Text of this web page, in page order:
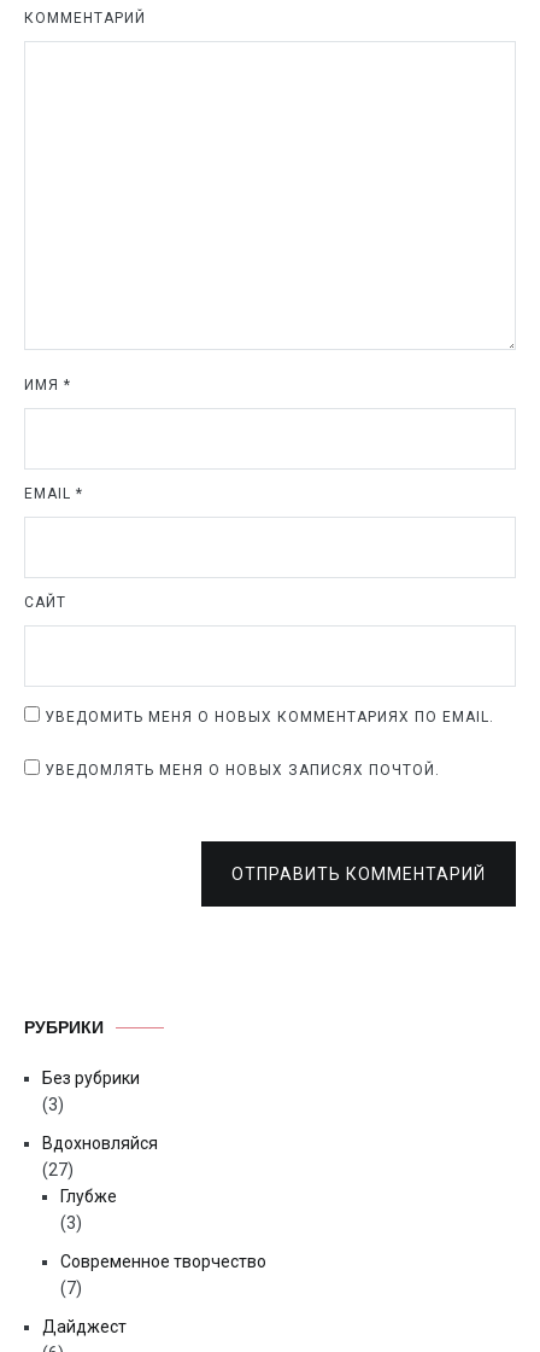
КОММЕНТАРИЙ
ИМЯ *
EMAIL *
САЙТ
УВЕДОМИТЬ МЕНЯ О НОВЫХ КОММЕНТАРИЯХ ПО EMAIL.
УВЕДОМЛЯТЬ МЕНЯ О НОВЫХ ЗАПИСЯХ ПОЧТОЙ.
ОТПРАВИТЬ КОММЕНТАРИЙ
РУБРИКИ
Без рубрики
(3)
Вдохновляйся
(27)
Глубже
(3)
Современное творчество
(7)
Дайджест